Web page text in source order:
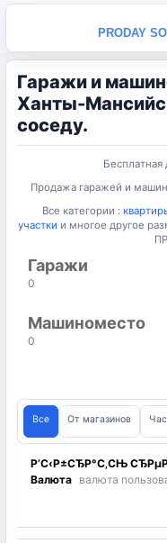
PRODAY
Гаражи и
Ханты-
соседу.
Бесплатная
Продажа гаражей и
Все категории :
участки и многое другое
Гаражи
0
Машиноместо
0
Все От магазинов
Р’С‹Р±СЂР°С‚СЊ
Валюта валюта